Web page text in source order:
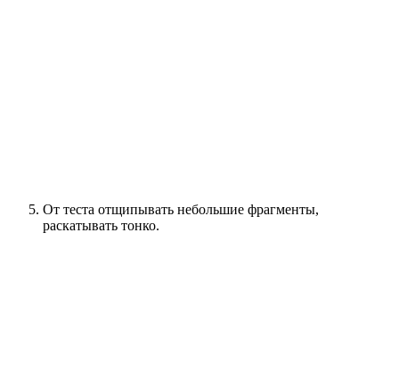
От теста отщипывать небольшие фрагменты,
раскатывать тонко.